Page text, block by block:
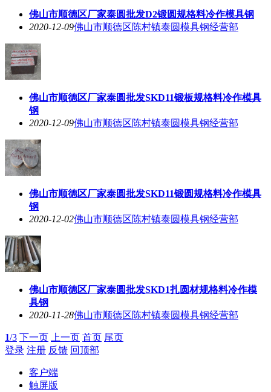
佛山市顺德区厂家泰圆批发D2锻圆规格料冷作模具钢
2020-12-09佛山市顺德区陈村镇泰圆模具钢经营部
佛山市顺德区厂家泰圆批发SKD11锻板规格料冷作模具
钢
2020-12-09佛山市顺德区陈村镇泰圆模具钢经营部
佛山市顺德区厂家泰圆批发SKD11锻圆规格料冷作模具
钢
2020-12-02佛山市顺德区陈村镇泰圆模具钢经营部
佛山市顺德区厂家泰圆批发SKD1扎圆材规格料冷作模
具钢
2020-11-28佛山市顺德区陈村镇泰圆模具钢经营部
1/3 下一页 上一页 首页 尾页
登录 注册 反馈 回顶部
客户端
触屏版